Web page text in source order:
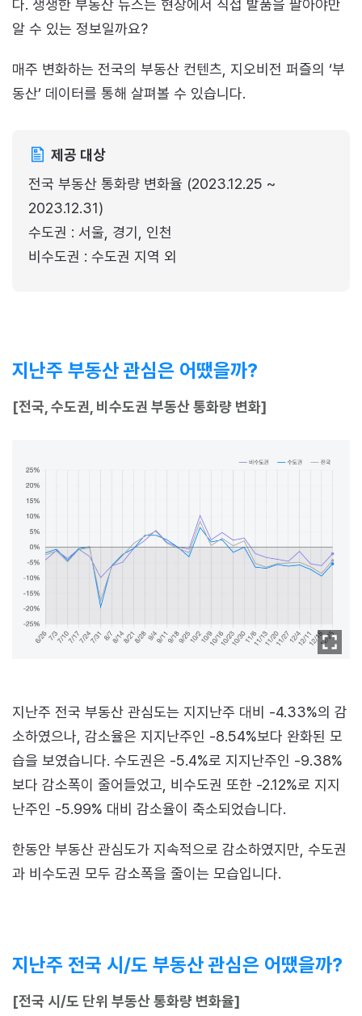
다. 생생한 부동산 뉴스는 현장에서 직접 발품을 팔아야만
알 수 있는 정보일까요?
매주 변화하는 전국의 부동산 컨텐츠, 지오비전 퍼즐의 ‘부
동산’ 데이터를 통해 살펴볼 수 있습니다.
제공 대상
전국 부동산 통화량 변화율 (2023.12.25 ~
2023.12.31)
수도권 : 서울, 경기, 인천
비수도권 : 수도권 지역 외
지난주 부동산 관심은 어땠을까?
[전국, 수도권, 비수도권 부동산 통화량 변화]
지난주 전국 부동산 관심도는 지지난주 대비 -4.33%의 감
소하였으나, 감소율은 지지난주인 -8.54%보다 완화된 모
습을 보였습니다. 수도권은 -5.4%로 지지난주인 -9.38%
보다 감소폭이 줄어들었고, 비수도권 또한 -2.12%로 지지
난주인 -5.99% 대비 감소율이 축소되었습니다.
한동안 부동산 관심도가 지속적으로 감소하였지만, 수도권
과 비수도권 모두 감소폭을 줄이는 모습입니다.
지난주 전국 시/도 부동산 관심은 어땠을까?
[전국 시/도 단위 부동산 통화량 변화율]